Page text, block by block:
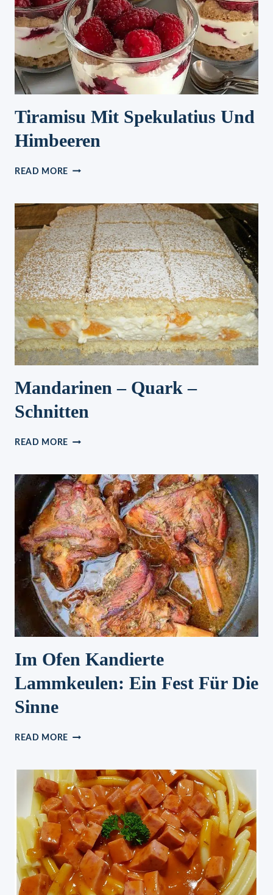
Tiramisu Mit Spekulatius Und
Himbeeren
READ MORE TIRAMISU
UND
HIMBEEREN
Mandarinen – Quark –
Schnitten
READ MORE MANDARINEN
–
SCHNITTEN
Im Ofen Kandierte
Lammkeulen: Ein Fest Für Die
Sinne
READ MORE IM
LAMMKEULEN:
EIN
FEST
FÜR
DIE
SINNE